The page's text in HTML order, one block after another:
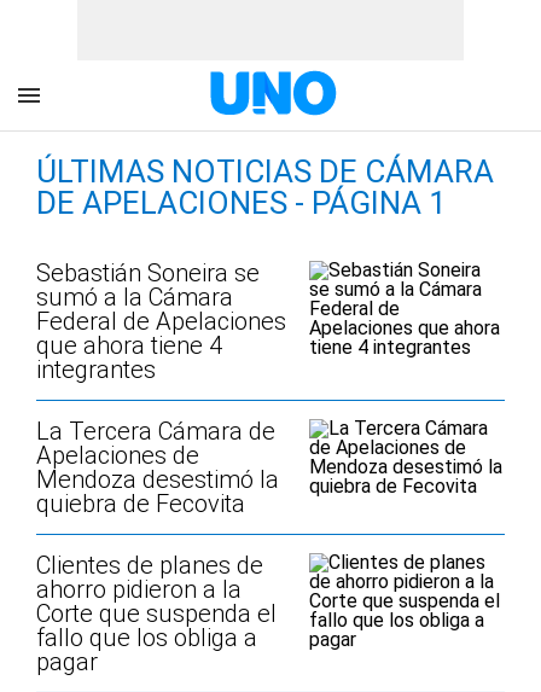
ÚLTIMAS NOTICIAS DE CÁMARA
DE APELACIONES - PÁGINA 1
Sebastián Soneira se
sumó a la Cámara
Federal de Apelaciones
que ahora tiene 4
integrantes
La Tercera Cámara de
Apelaciones de
Mendoza desestimó la
quiebra de Fecovita
Clientes de planes de
ahorro pidieron a la
Corte que suspenda el
fallo que los obliga a
pagar